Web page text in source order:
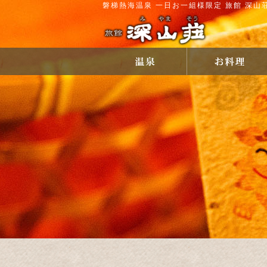
磐梯熱海温泉 一日お一組様限定 旅館 深山